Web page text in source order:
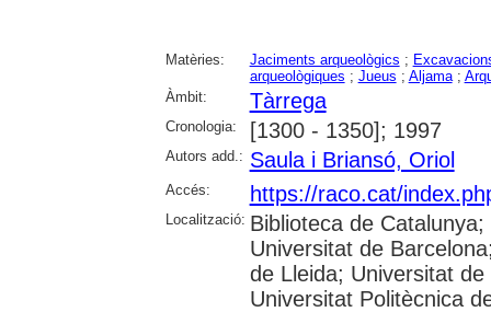
Matèries: Jaciments arqueològics ;
arqueològiques ; Jueus ; Aljama;
Àmbit:
Tàrrega
Cronologia: [1300 - 1350]; 1997
Autors add.: Saula i Briansó, Oriol
Accés: https://raco.cat/
Localització: Biblioteca de
Universitat de
de Lleida; Universitat
Universitat Politècnica